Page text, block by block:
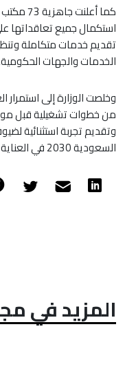
كما
استكمال جميع تعاقداتها
تقديم خدمات متكاملة
الخدمات والجهات
وخلصت الوزارة إلى
من خطوات تشغيلية قبل
وتقديم تجربة استثنائية
السعودية 2030 في العناية بالحج والعمرة.
المزيد في